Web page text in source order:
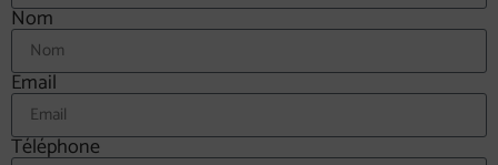
Nom
Email
Téléphone